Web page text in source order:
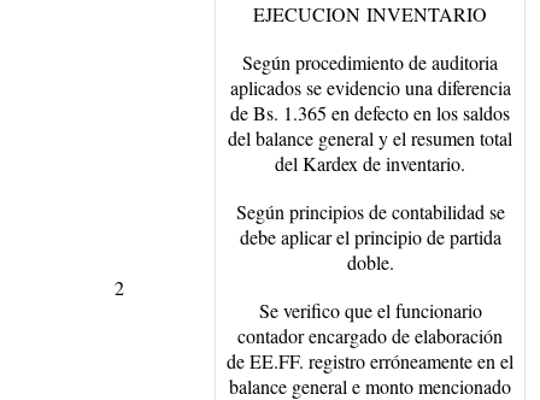
2
EJECUCION INVENTARIO
Según procedimiento de auditoria
aplicados se evidencio una diferencia
de Bs. 1.365 en defecto en los saldos
del balance general y el resumen total
del Kardex de inventario.
Según principios de contabilidad se
debe aplicar el principio de partida
doble.
Se verifico que el funcionario
contador encargado de elaboración
de EE.FF. registro erróneamente en el
balance general e monto mencionado